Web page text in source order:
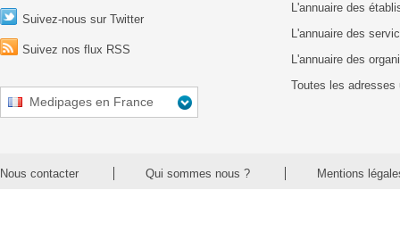
Suivez-nous sur Twitter
Suivez nos flux RSS
Medipages en France
L'annuaire des
L'annuaire des
L'annuaire des
Toutes les adresses
Nous contacter Qui sommes nous ? Mentions